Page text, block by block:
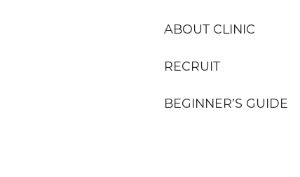
ABOUT CLINIC
RECRUIT
BEGINNER’S GUIDE